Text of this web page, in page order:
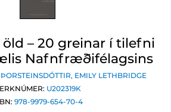
– 20 greinar í tilefni
Nafnfræðifélagsins
, EMILY LETHBRIDGE
U202319K
978-9979-654-70-4